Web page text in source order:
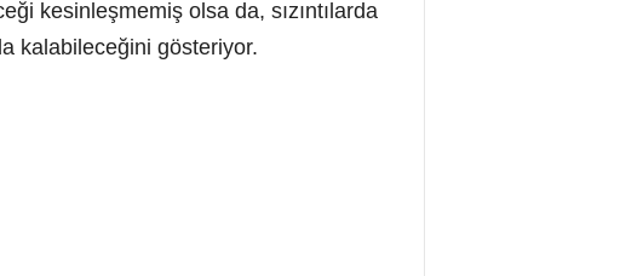
kesinleşmemiş olsa da, sızıntılarda
kalabileceğini gösteriyor.